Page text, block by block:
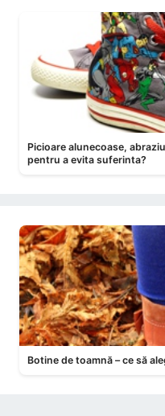
Picioare alunecoase,
pentru a evita suferinta?
Botine de toamnă – ce să